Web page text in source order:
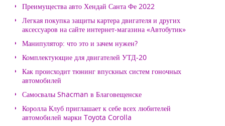
Преимущества авто Хендай Санта Фе 2022
Легкая покупка защиты картера двигателя и других
аксессуаров на сайте интернет-магазина «Автобутик»
Манипулятор: что это и зачем нужен?
Комплектующие для двигателей УТД-20
Как происходит тюнинг впускных систем гоночных
автомобилей
Самосвалы Shacman в Благовещенске
Королла Клуб приглашает к себе всех любителей
автомобилей марки Toyota Corolla